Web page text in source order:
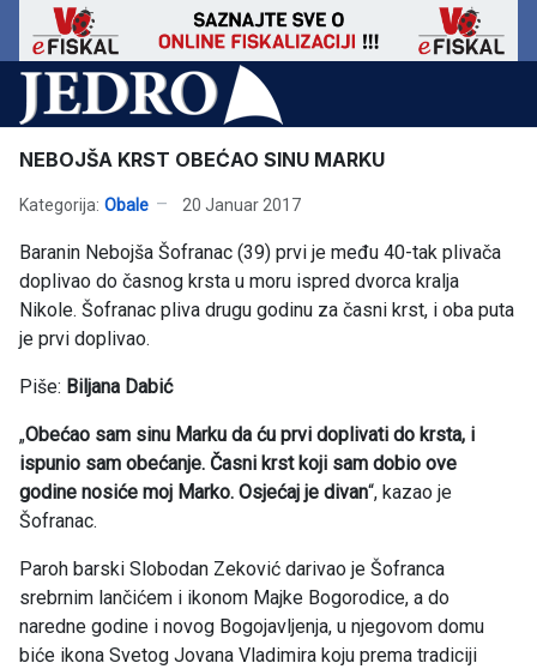
NEBOJŠA KRST OBEĆAO SINU MARKU
Kategorija: Obale 20 Januar 2017
Baranin Nebojša Šofranac (39) prvi je među 40-tak plivača
doplivao do časnog krsta u moru ispred dvorca kralja
Nikole. Šofranac pliva drugu godinu za časni krst, i oba puta
je prvi doplivao.
Piše: Biljana Dabić
„Obećao sam sinu Marku da ću prvi doplivati do krsta, i
ispunio sam obećanje. Časni krst koji sam dobio ove
godine nosiće moj Marko. Osjećaj je divan“, kazao je
Šofranac.
Paroh barski Slobodan Zeković darivao je Šofranca
srebrnim lančićem i ikonom Majke Bogorodice, a do
naredne godine i novog Bogojavljenja, u njegovom domu
biće ikona Svetog Jovana Vladimira koju prema tradiciji